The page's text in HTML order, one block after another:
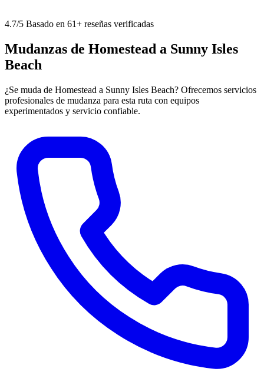
4.7/5 Basado en 61+ reseñas verificadas
Mudanzas de Homestead a Sunny Isles
Beach
¿Se muda de Homestead a Sunny Isles Beach? Ofrecemos servicios
profesionales de mudanza para esta ruta con equipos
experimentados y servicio confiable.